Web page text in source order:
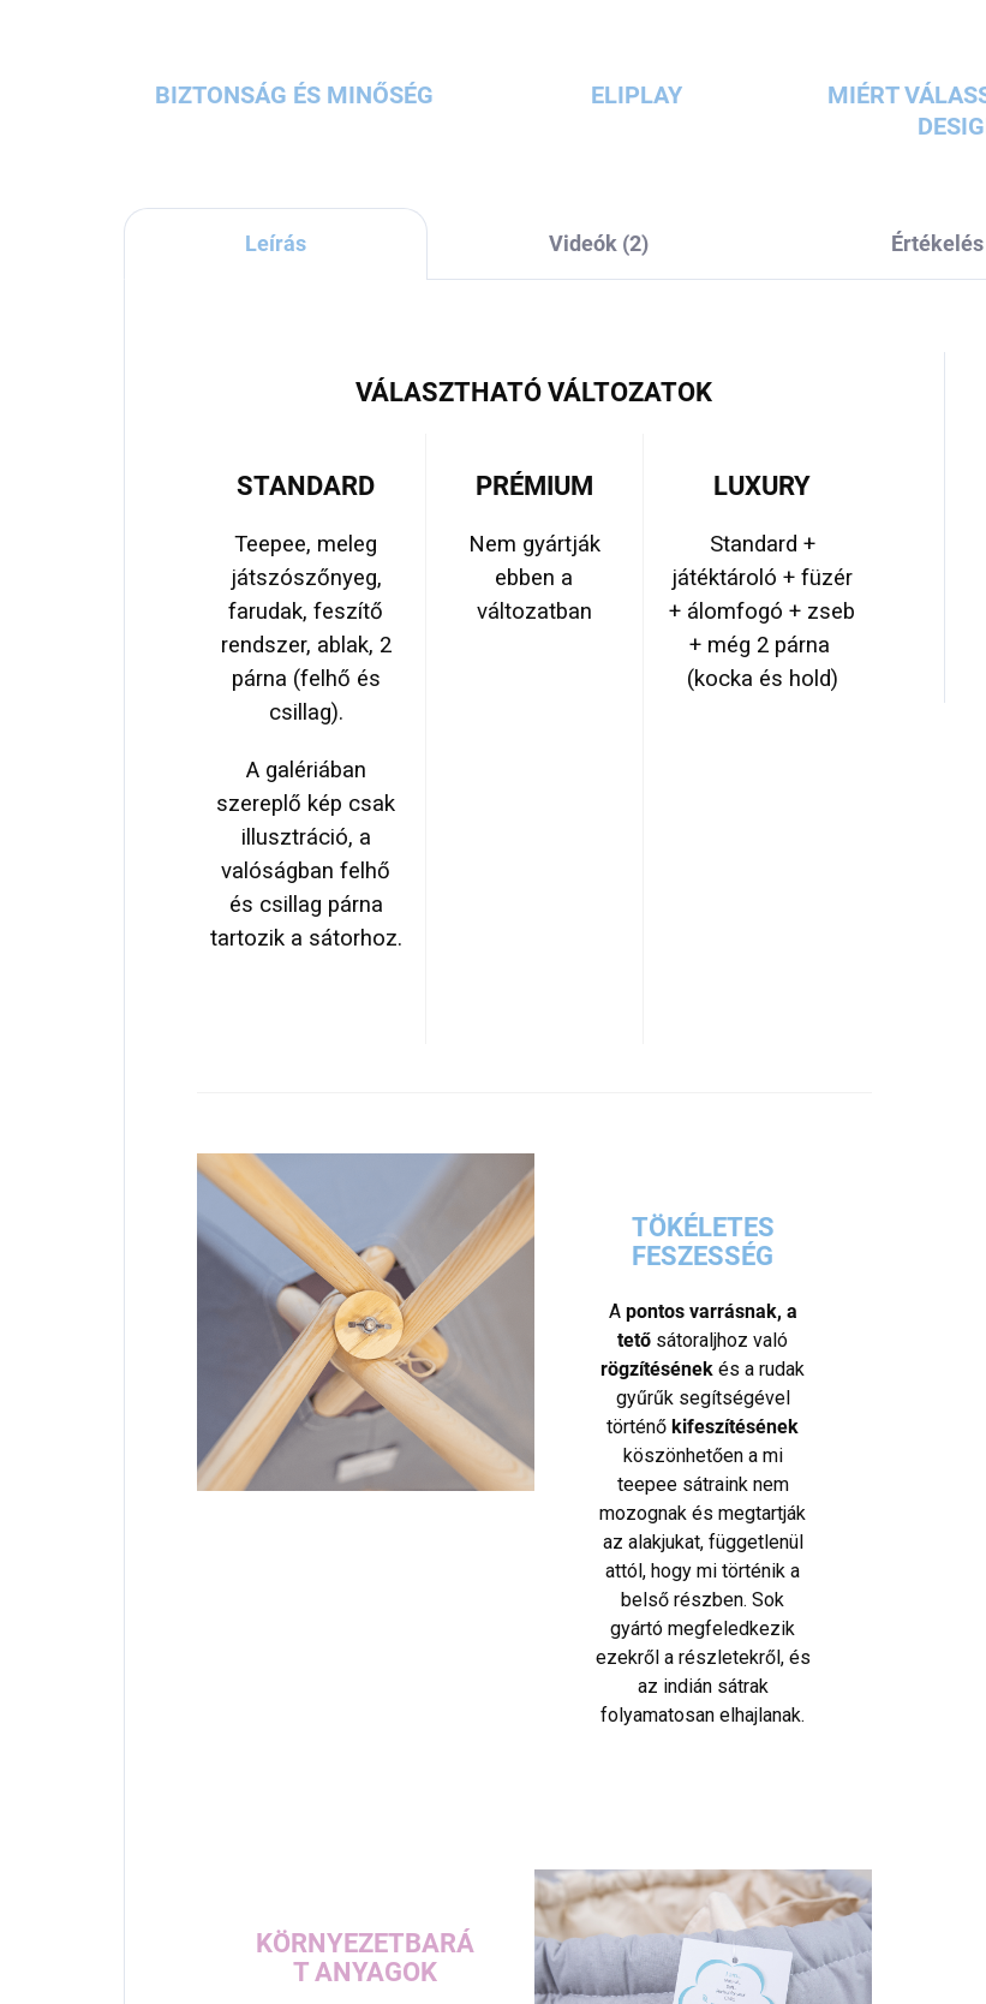
BIZTONSÁG ÉS MINŐSÉG ELIPLAY
MIÉRT
Leírás Videók (2) Értékelés
VÁLASZTHATÓ VÁLTOZATOK
STANDARD
Teepee, meleg
játszószőnyeg,
farudak, feszítő
rendszer, ablak, 2
párna (felhő és
csillag).
A galériában
szereplő kép csak
illusztráció, a
valóságban felhő
és csillag párna
tartozik a sátorhoz.
PRÉMIUM
Nem gyártják
ebben a
változatban
LUXURY
Standard +
játéktároló + füzér
+ álomfogó + zseb
+ még 2 párna
(kocka és hold)
TÖKÉLETES
FESZESSÉG
A pontos varrásnak, a
tető sátoraljhoz való
rögzítésének és a rudak
gyűrűk segítségével
történő kifeszítésének
köszönhetően a mi
teepee sátraink nem
mozognak és megtartják
az alakjukat, függetlenül
attól, hogy mi történik a
belső részben. Sok
gyártó megfeledkezik
ezekről a részletekről, és
az indián sátrak
folyamatosan elhajlanak.
KÖRNYEZETBARÁ
T ANYAGOK